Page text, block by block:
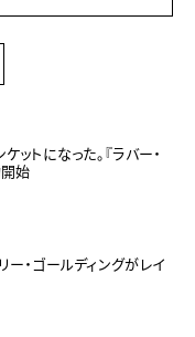
ットになった。『ラバー・
始
・ゴールディングがレイ